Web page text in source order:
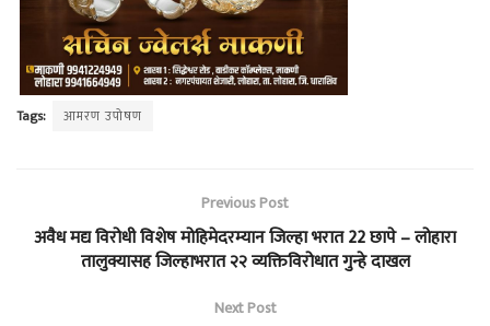
Tags: आमरण उपोषण
Previous Post
अवैध मद्य विरोधी विशेष मोहिमेदरम्यान जिल्हा भरात 22 छापे – लोहारा
तालुक्यासह जिल्हाभरात २२ व्यक्तिविरोधात गुन्हे दाखल
Next Post